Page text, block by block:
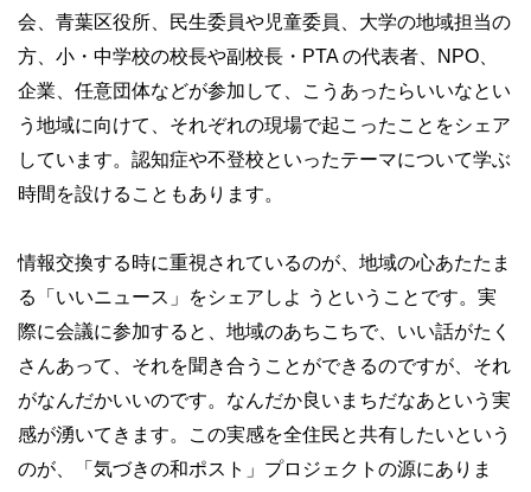
会、青葉区役所、民生委員や児童委員、大学の地域担当の
方、小・中学校の校長や副校長・PTA の代表者、NPO、
企業、任意団体などが参加して、こうあったらいいなとい
う地域に向けて、それぞれの現場で起こったことをシェア
しています。認知症や不登校といったテーマについて学ぶ
時間を設けることもあります。
情報交換する時に重視されているのが、地域の心あたたま
る「いいニュース」をシェアしよ うということです。実
際に会議に参加すると、地域のあちこちで、いい話がたく
さんあって、それを聞き合うことができるのですが、それ
がなんだかいいのです。なんだか良いまちだなあという実
感が湧いてきます。この実感を全住民と共有したいという
のが、「気づきの和ポスト」プロジェクトの源にありま